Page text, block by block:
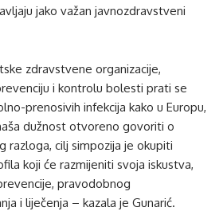
jako važan javnozdravstveni
zdravstvene organizacije,
i kontrolu bolesti prati se
prenosivih infekcija kako u Europu,
dužnost otvoreno govoriti o
razloga, cilj simpozija je okupiti
koji će razmijeniti svoja iskustva,
pravodobnog
i liječenja – kazala je Gunarić.